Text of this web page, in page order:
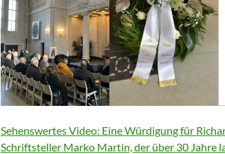
Sehenswertes Video: Eine Würdigung für
Schriftsteller Marko Martin, der über 30 Jahre